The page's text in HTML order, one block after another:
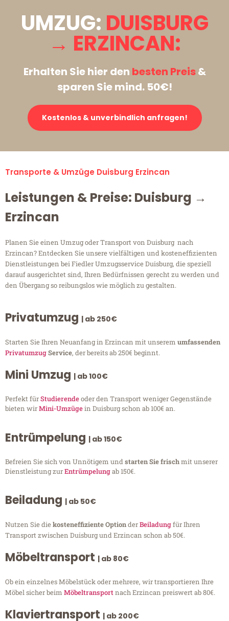
UMZUG: DUISBURG
→ ERZINCAN:
Erhalten Sie hier den besten Preis&
sparen Sie mind. 50€!
Kostenlos & unverbindlich anfragen!
Transporte & Umzüge Duisburg Erzincan
Leistungen & Preise: Duisburg →
Erzincan
Planen Sie einen Umzug oder Transport von Duisburg nach
Erzincan? Entdecken Sie unsere vielfältigen und kosteneffizienten
Dienstleistungen bei Fiedler Umzugsservice Duisburg, die speziell
darauf ausgerichtet sind, Ihren Bedürfnissen gerecht zu werden und
den Übergang so reibungslos wie möglich zu gestalten.
Privatumzug | ab 250€
Starten Sie Ihren Neuanfang in Erzincan mit unserem umfassenden
PrivatumzugService, der bereits ab 250€ beginnt.
Mini Umzug | ab 100€
Perfekt fürStudierendeoder den Transport weniger Gegenstände
bieten wirMini-Umzügein Duisburg schon ab 100€ an.
Entrümpelung | ab 150€
Befreien Sie sich von Unnötigem undstarten Sie frischmit unserer
Dienstleistung zurEntrümpelungab 150€.
Beiladung | ab 50€
Nutzen Sie diekosteneffiziente OptionderBeiladungfür Ihren
Transport zwischen Duisburg und Erzincan schon ab 50€.
Möbeltransport | ab 80€
Ob ein einzelnes Möbelstück oder mehrere, wir transportieren Ihre
Möbel sicher beim Möbeltransportnach Erzincan preiswert ab 80€.
Klaviertransport | ab 200€